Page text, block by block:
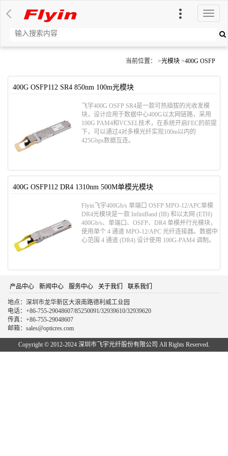
切
换
当前位置： >光模块 >400G OSFP
400G OSFP112 SR4 850nm 100m光模块
飞宇400G OSFP SR4是一款可热插拔的光收发模
块，设计应用于数据中心400G以太网链路，采用
100G PAM4和VCSEL技术，在系统开启FEC的前提
下，可以通过4对多模光纤实现100m以内的
425Gbps数据互连。
400G OSFP112 DR4 1310nm 500M单模光模块
Flyin飞宇400Gb/s 单端口 OSFP MPO-12/APC单模
DR4光模块是一款 InfiniBand (IB) 和以太网 (ETH)
400Gb/s、单端口、OSFP、DR4 单模并行光模块，
使用单个 4 通道 MPO-12/APC 光纤连接器。数据中
心范围 4 通道 (DR4) 设计使用 100G-PAM4 调制。
产品中心 新闻中心 服务中心 关于我们 联系我们
地点：深圳市龙华新区大浪南路德利威工业园
电话：+86-755-29048607/85250091/32939610/32939620
传真：+86-755-29048607
邮箱：sales@opticres.com
Copyright © 2012-2024 深圳市飞宇光纤股份有限公司 All Rights Reserved.